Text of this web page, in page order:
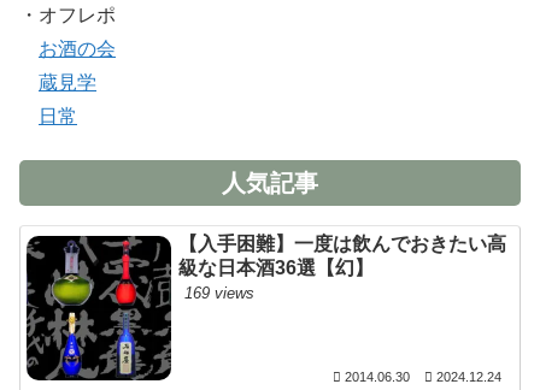
・オフレポ
お酒の会
蔵見学
日常
人気記事
【入手困難】一度は飲んでおきたい高
級な日本酒36選【幻】
169 views
2014.06.30 2024.12.24